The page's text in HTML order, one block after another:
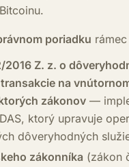
poriadku
2016 Z. z. o
na
zákonov —
ktorý upravuje
dôveryhodných
zákonníka (zákon